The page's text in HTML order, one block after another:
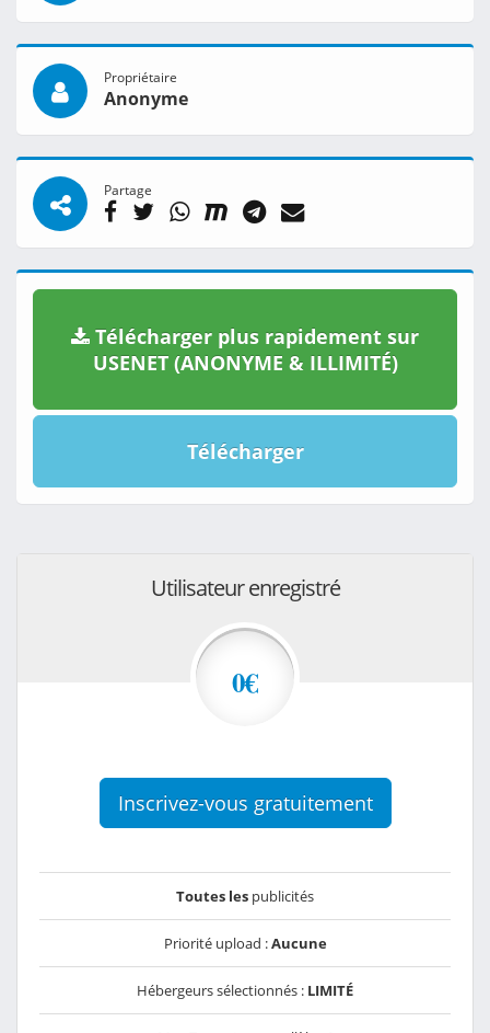
Propriétaire
Anonyme
Partage
Télécharger plus rapidement sur
USENET (ANONYME & ILLIMITÉ)
Télécharger
Utilisateur enregistré
0€
Inscrivez-vous gratuitement
Toutes les publicités
Priorité upload :Aucune
Hébergeurs sélectionnés : LIMITÉ